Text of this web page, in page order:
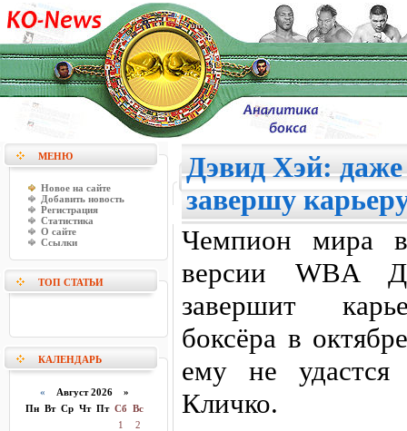
МЕНЮ
Новое на сайте
Добавить новость
Регистрация
Статистика
О сайте
Ссылки
ТОП СТАТЬИ
КАЛЕНДАРЬ
« Август 2026 »
Пн Вт Ср Чт Пт Сб Вс
1
2
Дэвид Хэй: даже
завершу
Чемпион мира
версии WBA
завершит
боксёра в
ему не удастся
Кличко.